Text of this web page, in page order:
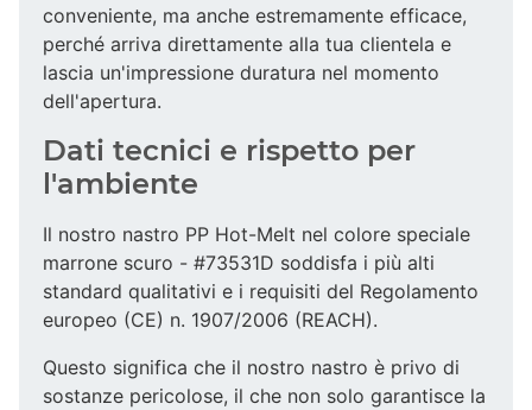
conveniente, ma anche estremamente efficace,
perché arriva direttamente alla tua clientela e
lascia un'impressione duratura nel momento
dell'apertura.
Dati tecnici e rispetto per
l'ambiente
Il nostro nastro PP Hot-Melt nel colore speciale
marrone scuro - #73531D soddisfa i più alti
standard qualitativi e i requisiti del Regolamento
europeo (CE) n. 1907/2006 (REACH).
Questo significa che il nostro nastro è privo di
sostanze pericolose, il che non solo garantisce la